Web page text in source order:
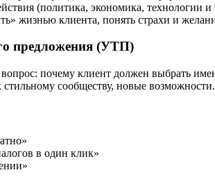
(политика, экономика, технологии и
жизнью клиента, понять страхи и
предложения (УТП)
почему клиент должен выбрать
сообществу, новые возможности.
в один клик»